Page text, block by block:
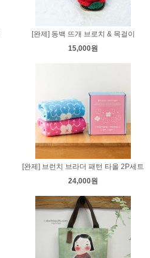
[완제] 동백 뜨개 브로치 & 목걸이
15,000원
[완제] 브런치 브라더 패턴 타올 2P세트
24,000원